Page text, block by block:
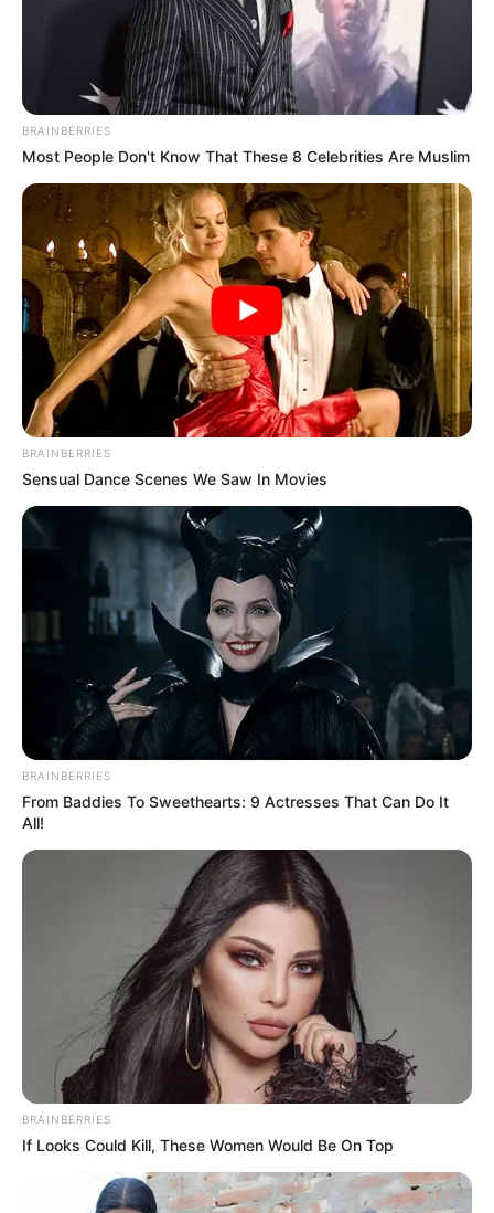
Ambre : sa mise au
point sur les
rumeurs, la
gagnante de Star
Academy très cash
La gagnante de la saison 2025 de Star
Academy,
Ambre, a fait quelques révélations
sur la tournée de l’émission de TF1…
La popularité d’Ambrea explosé lors de sa
participation à
Star Academy
. La jeune femme,
de
Lady Gagalors des primes du programme
de TF1, a réussi à se hisser en finale face à Léa
et a même succédé àMarine, grande gagnante
de la saison 2024, en remportant l’émission.
BRAINBERRIES
Most People Don't Know That These 8 Celebrities Are Muslim
BRAINBERRIES
Sensual Dance Scenes We Saw In Movies
BRAINBERRIES
From Baddies To Sweethearts: 9 Actresses That Can Do It
All!
BRAINBERRIES
If Looks Could Kill, These Women Would Be On Top